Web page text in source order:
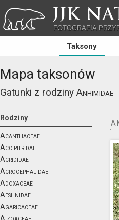
JJK
FOTOGRAFIA
Taksony
Mapa taksonów
Gatunki z rodziny Anhimidae
Rodziny
Acanthaceae
Accipitridae
Acrididae
Acrocephalidae
Adoxaceae
Aeshnidae
Agaricaceae